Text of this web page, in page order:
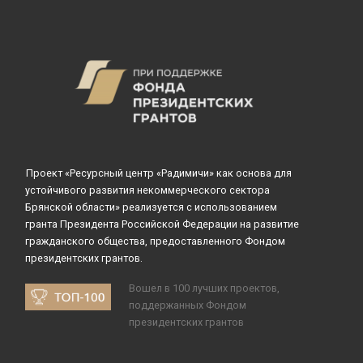
Проект «Ресурсный центр «Радимичи» как основа для
устойчивого развития некоммерческого сектора
Брянской области» реализуется с использованием
гранта Президента Российской Федерации на развитие
гражданского общества, предоставленного Фондом
президентских грантов.
Вошел в 100 лучших проектов,
поддержанных Фондом
президентских грантов